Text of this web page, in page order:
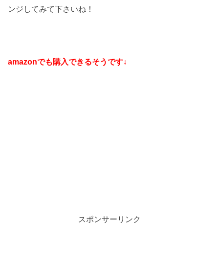
ンジしてみて下さいね！
amazonでも購入できるそうです↓
スポンサーリンク